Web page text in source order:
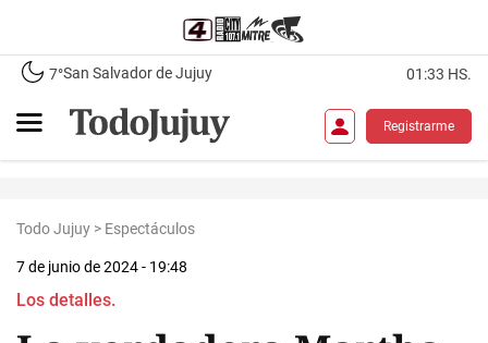
7°San Salvador de Jujuy 01:33 HS.
Registrarme
Todo Jujuy > Espectáculos
7 de junio de 2024 - 19:48
Los detalles.